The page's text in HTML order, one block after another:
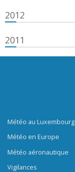
2012
2011
Météo au Luxembourg
Météo en Europe
Météo aéronautique
Vigilances